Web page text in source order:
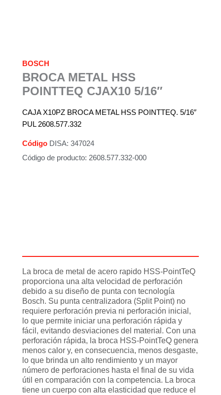
BOSCH
BROCA METAL HSS
POINTTEQ CJAX10 5/16″
CAJA X10PZ BROCA METAL HSS POINTTEQ. 5/16″
PUL 2608.577.332
Código DISA: 347024
Código de producto: 2608.577.332-000
La broca de metal de acero rapido HSS-PointTeQ
proporciona una alta velocidad de perforación
debido a su diseño de punta con tecnología
Bosch. Su punta centralizadora (Split Point) no
requiere perforación previa ni perforación inicial,
lo que permite iniciar una perforación rápida y
fácil, evitando desviaciones del material. Con una
perforación rápida, la broca HSS-PointTeQ genera
menos calor y, en consecuencia, menos desgaste,
lo que brinda un alto rendimiento y un mayor
número de perforaciones hasta el final de su vida
útil en comparación con la competencia. La broca
tiene un cuerpo con alta elasticidad que reduce el